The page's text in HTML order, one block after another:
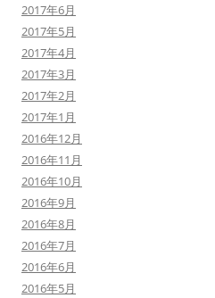
2017年6月
2017年5月
2017年4月
2017年3月
2017年2月
2017年1月
2016年12月
2016年11月
2016年10月
2016年9月
2016年8月
2016年7月
2016年6月
2016年5月